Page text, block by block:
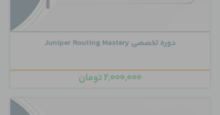
دوره تخصصی Juniper Routing Mastery
۲,۰۰۰,۰۰۰تومان